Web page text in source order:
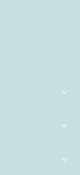


